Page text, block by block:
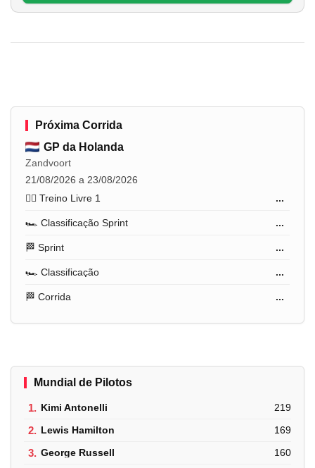
Próxima Corrida
GP da Holanda
Zandvoort
21/08/2026 a 23/08/2026
🏋️‍♂️ Treino Livre 1
...
🏎️ Classificação Sprint ...
🏁 Sprint ...
🏎️ Classificação ...
🏁 Corrida ...
Mundial de Pilotos
1. Kimi Antonelli 219
2. Lewis Hamilton 169
3. George Russell 160